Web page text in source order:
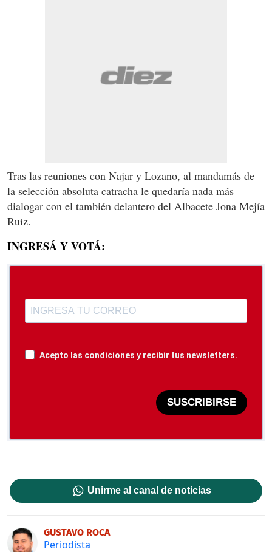
Tras las reuniones con Najar y Lozano, al mandamás de
la selección absoluta catracha le quedaría nada más
dialogar con el también delantero del Albacete Jona Mejía
Ruiz.
INGRESÁ Y VOTÁ:
Acepto las condiciones y recibir tus newsletters.
SUSCRIBIRSE
Unirme al canal de noticias
GUSTAVO ROCA
Periodista